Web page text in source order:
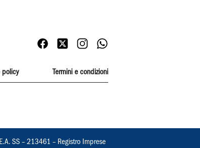
policy Termini e condizioni
SS – 213461 – Registro Imprese